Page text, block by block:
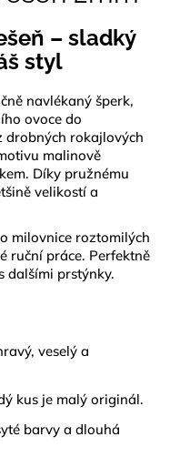
– sladký
styl
navlékaný šperk,
ovoce do
drobných rokajlových
malinově
Díky pružnému
velikostí a
milovnice roztomilých
ruční práce. Perfektně
dalšími prstýnky.
veselý a
kus je malý originál.
barvy a dlouhá